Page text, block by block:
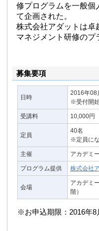
修プログラムを一般個
て企画された。
株式会社アダットは卓
マネジメント研修のプ
募集要項
日時
2016年08
※受付開
受講料 10,000円
定員
40名
※定員に
主催 アカデミ
プログラム提供 株式会社
会場
アカデミ
階）
※お申込期限：2016年8